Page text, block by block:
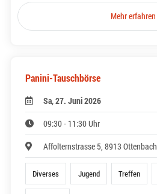
Mehr erfahren
Panini-Tauschbörse
Sa, 27. Juni 2026
09:30 - 11:30 Uhr
Affolternstrasse 5, 8913 Ottenbach
Diverses Jugend Treffen